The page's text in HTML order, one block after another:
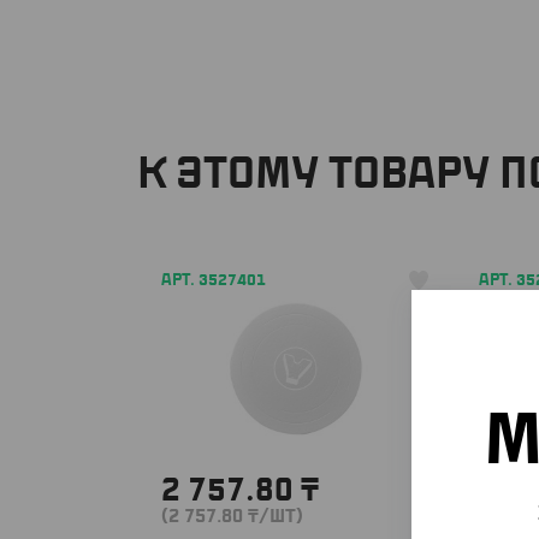
К ЭТОМУ ТОВАРУ
АРТ. 3527401
2 757.80 ₸
(2 757.80 ₸/ШТ)
АРТ.
(3